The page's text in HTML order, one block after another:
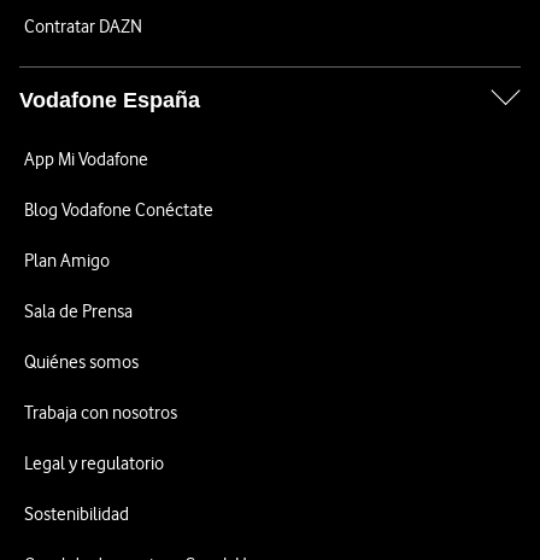
Contratar DAZN
Vodafone España
App Mi Vodafone
Blog Vodafone Conéctate
Plan Amigo
Sala de Prensa
Quiénes somos
Trabaja con nosotros
Legal y regulatorio
Sostenibilidad